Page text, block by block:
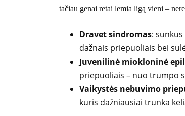
tačiau genai retai lemia ligą vieni –
Dravet sindromas:
dažnais priepuoliais bei
Juvenilinė miokloninė
priepuoliais – nuo trumpo
Vaikystės nebuvimo
kuris dažniausiai trunka